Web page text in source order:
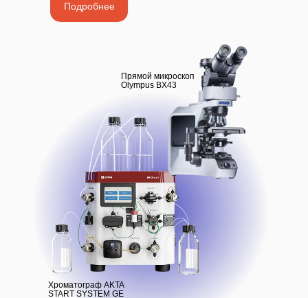
Подробнее
Хроматограф AKTA
START SYSTEM GE
Прямой микроскоп
Olympus BX43